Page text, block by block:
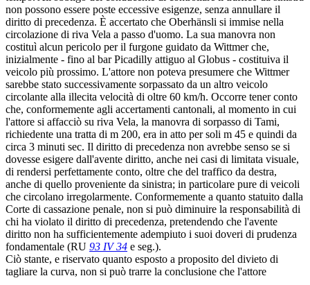
non possono essere poste eccessive esigenze, senza annullare il
diritto di precedenza. È accertato che Oberhänsli si immise nella
circolazione di riva Vela a passo d'uomo. La sua manovra non
costituì alcun pericolo per il furgone guidato da Wittmer che,
inizialmente - fino al bar Picadilly attiguo al Globus - costituiva il
veicolo più prossimo. L'attore non poteva presumere che Wittmer
sarebbe stato successivamente sorpassato da un altro veicolo
circolante alla illecita velocità di oltre 60 km/h. Occorre tener conto
che, conformemente agli accertamenti cantonali, al momento in cui
l'attore si affacciò su riva Vela, la manovra di sorpasso di Tami,
richiedente una tratta di m 200, era in atto per soli m 45 e quindi da
circa 3 minuti sec. Il diritto di precedenza non avrebbe senso se si
dovesse esigere dall'avente diritto, anche nei casi di limitata visuale,
di rendersi perfettamente conto, oltre che del traffico da destra,
anche di quello proveniente da sinistra; in particolare pure di veicoli
che circolano irregolarmente. Conformemente a quanto statuito dalla
Corte di cassazione penale, non si può diminuire la responsabilità di
chi ha violato il diritto di precedenza, pretendendo che l'avente
diritto non ha sufficientemente adempiuto i suoi doveri di prudenza
fondamentale (RU 93 IV 34 e seg.).
Ciò stante, e riservato quanto esposto a proposito del divieto di
tagliare la curva, non si può trarre la conclusione che l'attore